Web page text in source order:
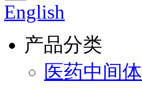
English
产品分类
医药中间体